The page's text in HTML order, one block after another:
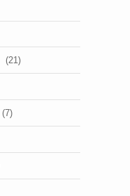
(21)
(7)